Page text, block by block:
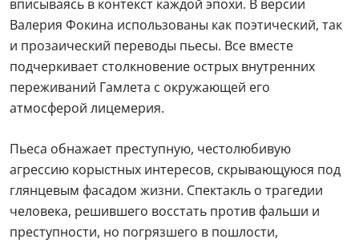
вписываясь в контекст каждой эпохи. В версии
Валерия Фокина использованы как поэтический, так
и прозаический переводы пьесы. Все вместе
подчеркивает столкновение острых внутренних
переживаний Гамлета с окружающей его
атмосферой лицемерия.
Пьеса обнажает преступную, честолюбивую
агрессию корыстных интересов, скрывающуюся под
глянцевым фасадом жизни. Спектакль о трагедии
человека, решившего восстать против фальши и
преступности, но погрязшего в пошлости,